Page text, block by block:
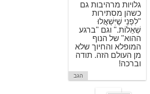
גלויות מרהיבות גם
כשהן מסתירות
"לִפְנֵי שֶׁיִּשְׁאֲלוּ
שְׁאֵלוֹת." וגם "ברגע
ההוא" של הנוף
המופלא והחיוך שלא
מן העולם הזה. תודה
וברכה!
הגב